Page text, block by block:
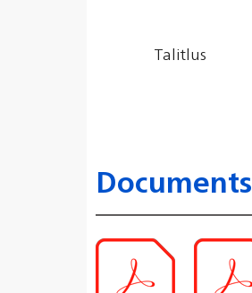
Talitlus
Documents